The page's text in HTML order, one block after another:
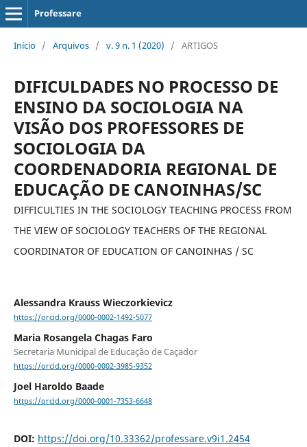
Professare
Início / Arquivos / v. 9 n. 1 (2020) / ARTIGOS
DIFICULDADES NO PROCESSO DE
ENSINO DA SOCIOLOGIA NA
VISÃO DOS PROFESSORES DE
SOCIOLOGIA DA
COORDENADORIA REGIONAL DE
EDUCAÇÃO DE CANOINHAS/SC
DIFFICULTIES IN THE SOCIOLOGY TEACHING PROCESS FROM
THE VIEW OF SOCIOLOGY TEACHERS OF THE REGIONAL
COORDINATOR OF EDUCATION OF CANOINHAS / SC
Alessandra Krauss Wieczorkievicz
https://orcid.org/0000-0002-1492-5077
Maria Rosangela Chagas Faro
Secretaria Municipal de Educação de Caçador
https://orcid.org/0000-0002-3985-9352
Joel Haroldo Baade
https://orcid.org/0000-0001-7353-6648
DOI: https://doi.org/10.33362/professare.v9i1.2454